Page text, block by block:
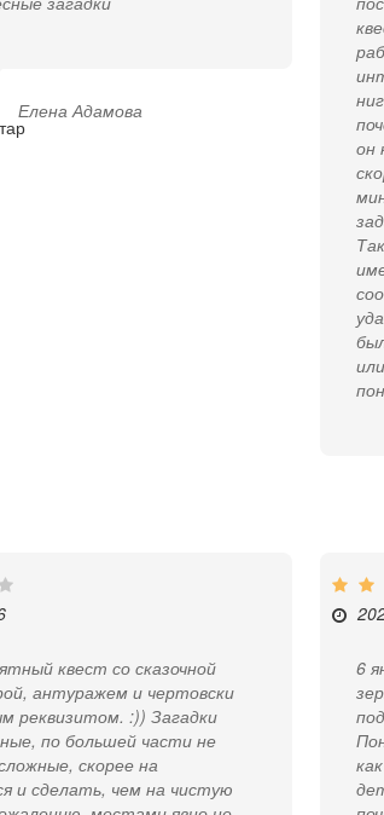
Елена Адамова
он
квест со сказочной
антуражем и чертовски
реквизитом. :)) Загадки
по большей части не
скорее на
и сделать, чем на чистую
6